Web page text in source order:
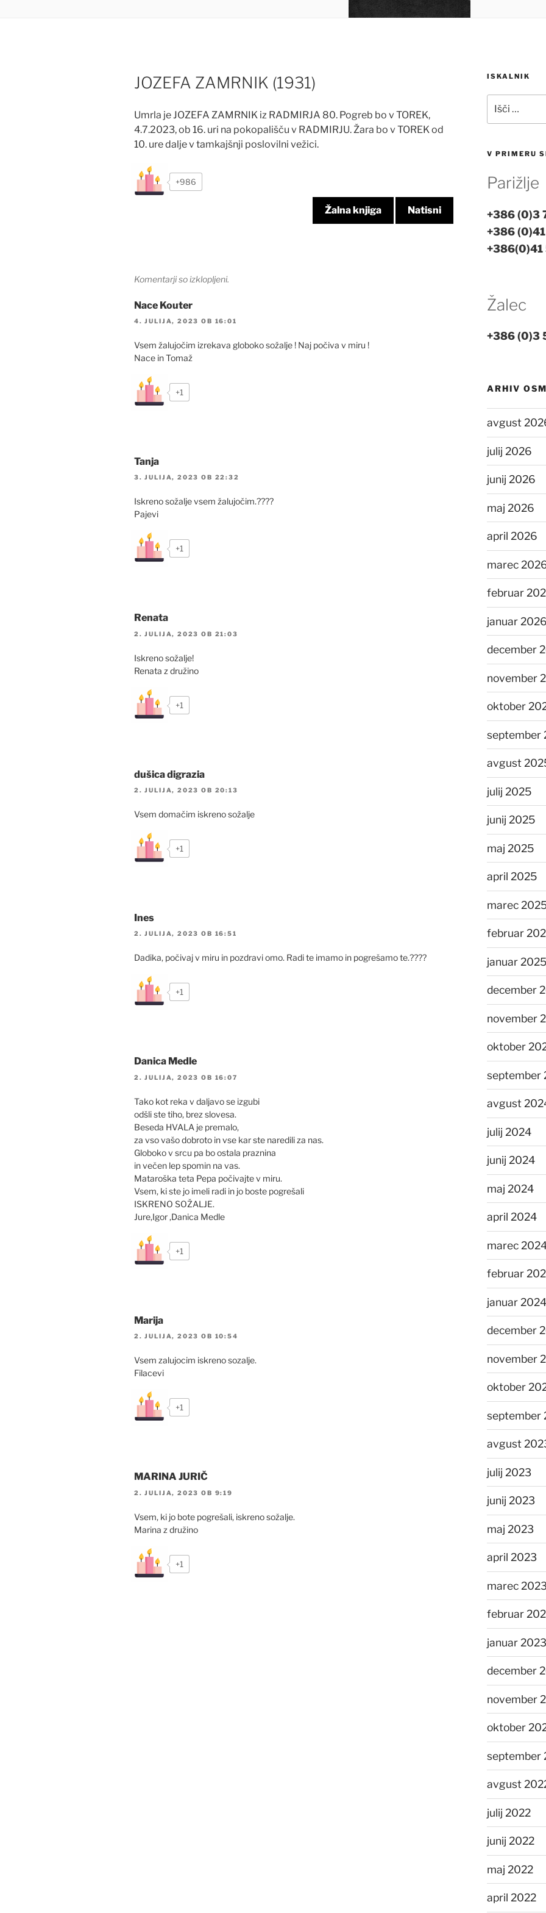
JOZEFA ZAMRNIK (1931)
Umrla je JOZEFA ZAMRNIK iz RADMIRJA 80. Pogreb bo v TOREK,
4.7.2023, ob 16. uri na pokopališču v RADMIRJU. Žara bo v TOREK od
10. ure dalje v tamkajšnji poslovilni vežici.
+986
Žalna knjiga Natisni
Nace Kouter
4. JULIJA, 2023 OB 16:01
Vsem žalujočim izrekava globoko sožalje ! Naj počiva v miru !
Nace in Tomaž
+1
Tanja
3. JULIJA, 2023 OB 22:32
Iskreno sožalje vsem žalujočim.????
Pajevi
+1
Renata
2. JULIJA, 2023 OB 21:03
Iskreno sožalje!
Renata z družino
+1
dušica digrazia
2. JULIJA, 2023 OB 20:13
Vsem domačim iskreno sožalje
+1
Ines
2. JULIJA, 2023 OB 16:51
Dadika, počivaj v miru in pozdravi omo. Radi te imamo in pogrešamo te.????
+1
Danica Medle
2. JULIJA, 2023 OB 16:07
Tako kot reka v daljavo se izgubi
odšli ste tiho, brez slovesa.
Beseda HVALA je premalo,
za vso vašo dobroto in vse kar ste naredili za nas.
Globoko v srcu pa bo ostala praznina
in večen lep spomin na vas.
Mataroška teta Pepa počivajte v miru.
Vsem, ki ste jo imeli radi in jo boste pogrešali
ISKRENO SOŽALJE.
Jure,Igor ,Danica Medle
+1
Marija
2. JULIJA, 2023 OB 10:54
Vsem zalujocim iskreno sozalje.
Filacevi
+1
MARINA JURIČ
2. JULIJA, 2023 OB 9:19
Vsem, ki jo bote pogrešali, iskreno sožalje.
Marina z družino
+1
Komentarji so izklopljeni.
ISKALNIK
V PRIMERU
Parižlje
+386 (0)3
+386
Žalec
+386 (0)3
ARHIV
avgust
julij 2026
junij 2026
maj 2026
april 2026
marec
februar
januar 2026
december
november
oktober
september
avgust
julij 2025
junij 2025
maj 2025
april 2025
marec
februar
januar 2025
december
november
oktober
september
avgust
julij 2024
junij 2024
maj 2024
april 2024
marec
februar
januar 2024
december
november
oktober
september
avgust
julij 2023
junij 2023
maj 2023
april 2023
marec
februar
januar 2023
december
november
oktober
september
avgust
julij 2022
junij 2022
maj 2022
april 2022